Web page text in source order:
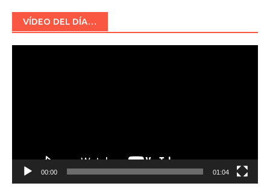
VÍDEO DEL DÍA…
00:00 01:04